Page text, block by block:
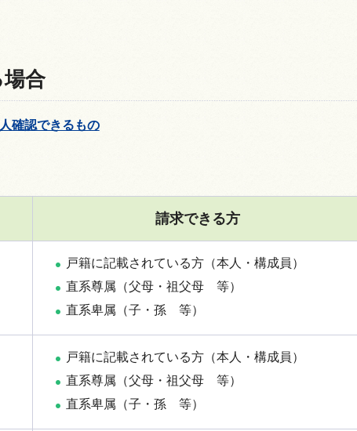
合
確認できるもの
請求できる方
戸籍に記載されている方（本人・構成員）
直系尊属（父母・祖父母
等）
直系卑属（子・孫
等）
戸籍に記載されている方（本人・構成員）
直系尊属（父母・祖父母
等）
直系卑属（子・孫
等）